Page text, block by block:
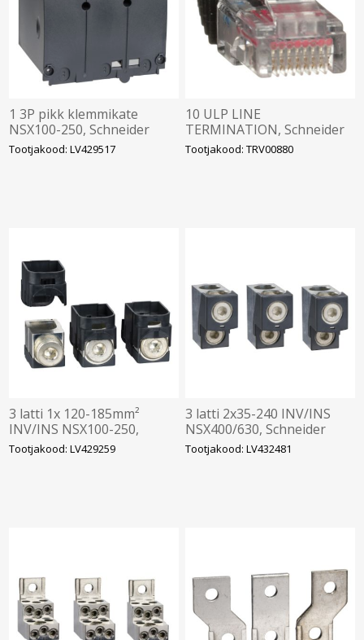
1 3P pikk klemmikate
NSX100-250, Schneider
Tootjakood: LV429517
10 ULP LINE
TERMINATION, Schneider
Tootjakood: TRV00880
3 latti 1x 120-185mm²
INV/INS NSX100-250,
Schneider
Tootjakood: LV429259
3 latti 2x35-240 INV/INS
NSX400/630, Schneider
Tootjakood: LV432481